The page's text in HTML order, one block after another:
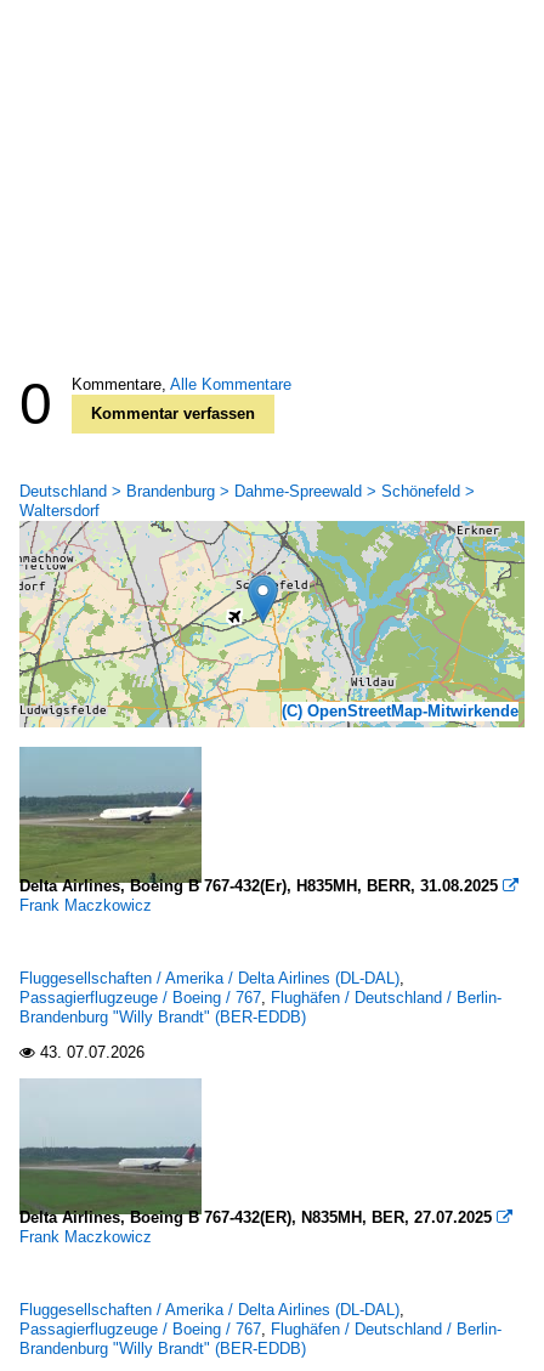
0 Kommentare, Alle Kommentare
Kommentar verfassen
Deutschland > Brandenburg > Dahme-Spreewald > Schönefeld >
Waltersdorf
(C) OpenStreetMap-Mitwirkende
Delta Airlines, Boeing B 767-432(Er), H835MH, BERR, 31.08.2025 
Frank Maczkowicz
Fluggesellschaften / Amerika / Delta Airlines (DL-DAL),
Passagierflugzeuge / Boeing / 767, Flughäfen / Deutschland / Berlin-
Brandenburg "Willy Brandt" (BER-EDDB)
 43. 07.07.2026
Delta Airlines, Boeing B 767-432(ER), N835MH, BER, 27.07.2025 
Frank Maczkowicz
Fluggesellschaften / Amerika / Delta Airlines (DL-DAL),
Passagierflugzeuge / Boeing / 767, Flughäfen / Deutschland / Berlin-
Brandenburg "Willy Brandt" (BER-EDDB)